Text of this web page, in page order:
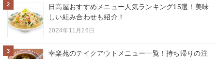
2
日高屋おすすめメニュー人気ランキング15選！美味
しい組み合わせも紹介！
2024年11月26日
3
幸楽苑のテイクアウトメニュー一覧！持ち帰りの注